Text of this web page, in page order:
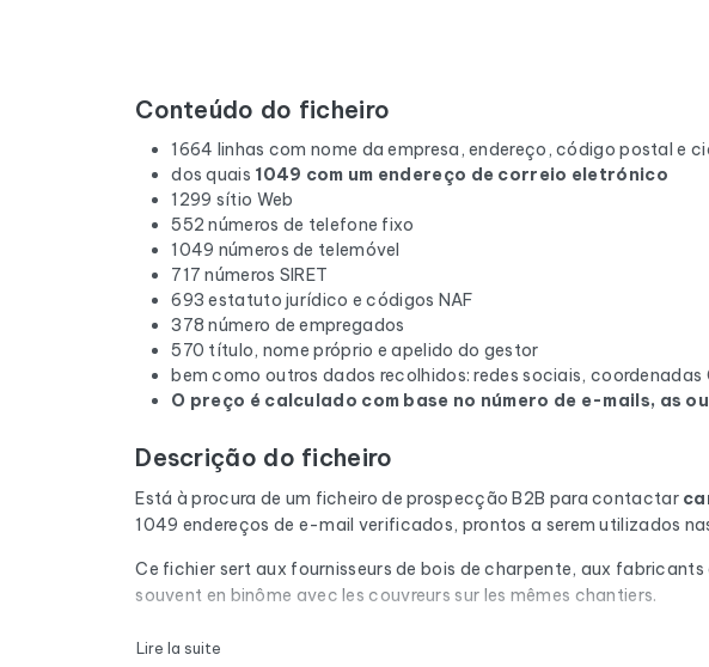
Conteúdo do ficheiro
1664 linhas com nome da empresa, endereço, código postal e
dos quais 1049 com um endereço de correio eletrónico
1299 sítio Web
552 números de telefone fixo
1049 números de telemóvel
717 números SIRET
693 estatuto jurídico e códigos NAF
378 número de empregados
570 título, nome próprio e apelido do gestor
bem como outros dados recolhidos: redes sociais,
O preço é calculado com base no número de e-mails, as
Descrição do ficheiro
Está à procura de um ficheiro de prospecção B2B para contactar
1049 endereços de e-mail verificados, prontos a serem utilizados
Ce fichier sert aux fournisseurs de bois de charpente, aux
souvent en binôme avec les couvreurs sur les mêmes chantiers.
Cada e-mail da lista é submetido a uma verificação automática
Lire la suite